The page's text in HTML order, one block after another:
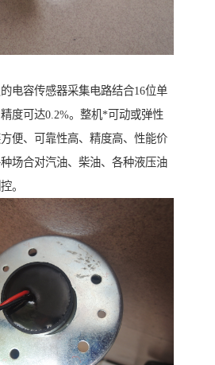
电容传感器采集电路结合16位单
度可达0.2%。整机*可动或弹性
便、可靠性高、精度高、性能价
场合对汽油、柴油、各种液压油
。